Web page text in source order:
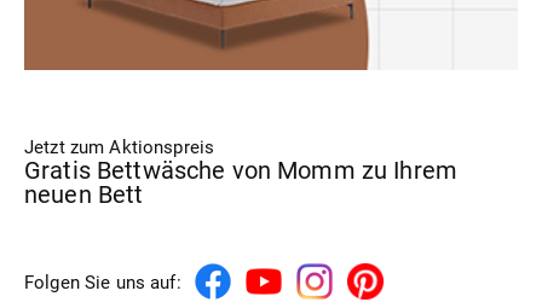
Jetzt zum Aktionspreis
Gratis Bettwäsche von Momm zu Ihrem
neuen Bett
Folgen Sie uns auf: